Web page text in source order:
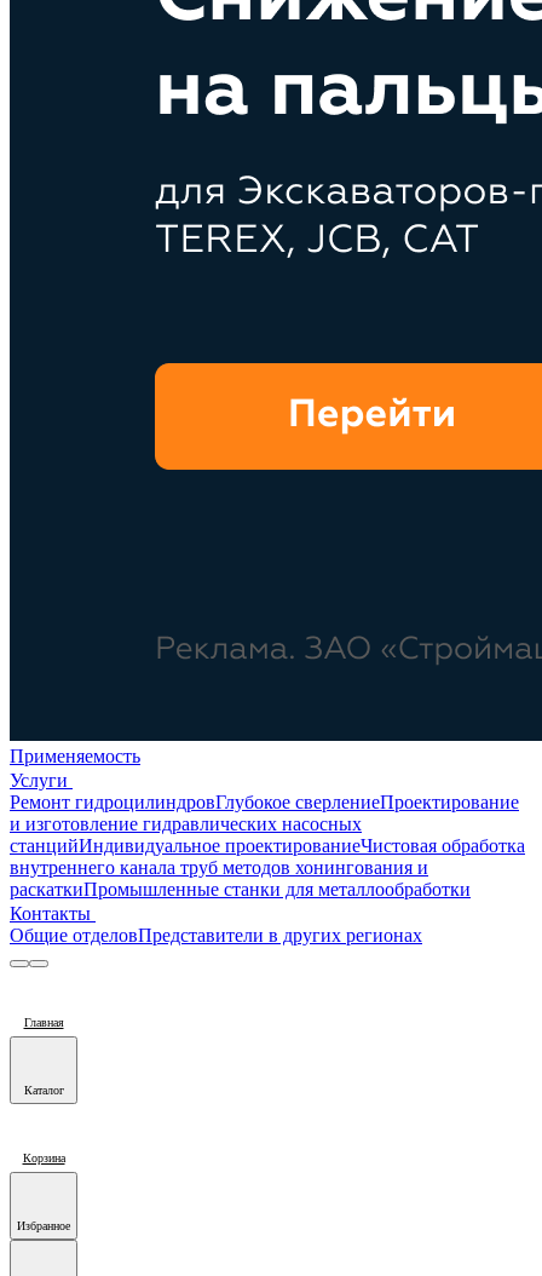
Применяемость
Услуги
Ремонт гидроцилиндровГлубокое сверлениеПроектирование
и изготовление гидравлических насосных
станцийИндивидуальное проектированиеЧистовая обработка
внутреннего канала труб методов хонингования и
раскаткиПромышленные станки для металлообработки
Контакты
Общие отделовПредставители в других регионах
Главная
Каталог
Корзина
Избранное